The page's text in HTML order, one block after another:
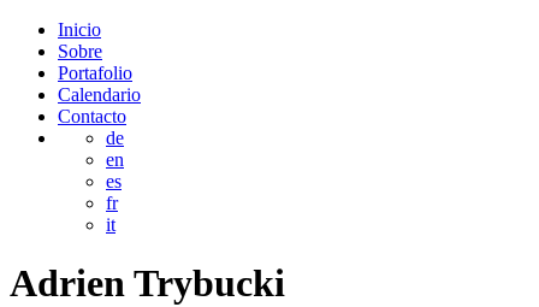
Inicio
Sobre
Portafolio
Calendario
Contacto
de
en
es
fr
it
AdrienTrybucki